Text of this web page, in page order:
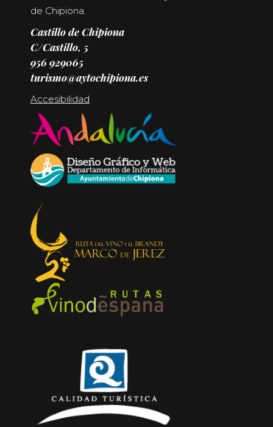
de Chipiona.
Castillo de Chipiona
C/Castillo, 5
956 929065
turismo@aytochipiona.es
Accesibilidad